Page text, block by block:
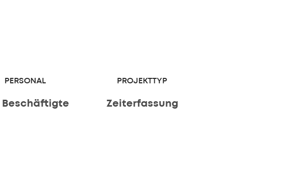
PERSONAL
Beschäftigte
PROJEKTTYP
Zeiterfassung